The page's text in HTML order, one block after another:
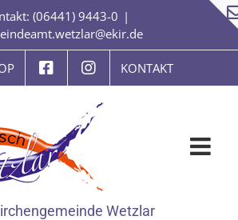
(06441) 9443-0 |
KONTAKT
Wetzlar